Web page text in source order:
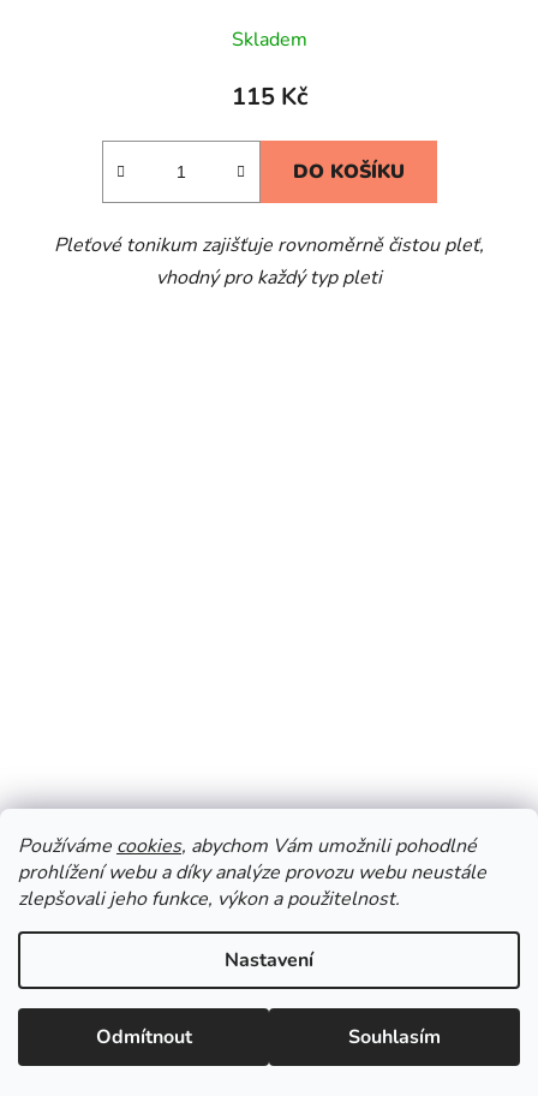
Používáme cookies, abychom Vám umožnili pohodlné
prohlížení webu a díky analýze provozu webu neustále
zlepšovali jeho funkce, výkon a použitelnost.
Nastavení
Odmítnout Souhlasím
Skladem
115 Kč
DO KOŠÍKU
Pleťové tonikum zajišťuje rovnoměrně čistou pleť,
vhodný pro každý typ pleti
Skladem
940 Kč
DO KOŠÍKU